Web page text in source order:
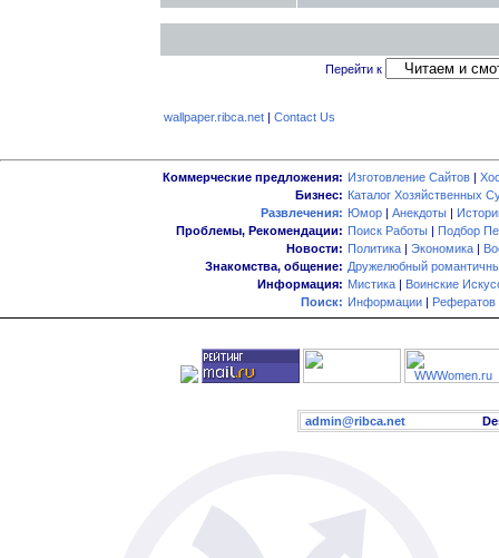
Перейти к
wallpaper.ribca.net| Contact Us
Коммерческие предложения: Изготовление Сайтов |
Бизнес: Каталог Хозяйственных
Развлечения: Юмор | Анекдоты |
Проблемы, Рекомендации: Поиск Работы | Подбор
Новости: Политика | Экономика |
Знакомства, общение: Дружелюбный
Информация: Мистика | Воинские
Поиск: Информации | Рефератов
admin@ribca.net